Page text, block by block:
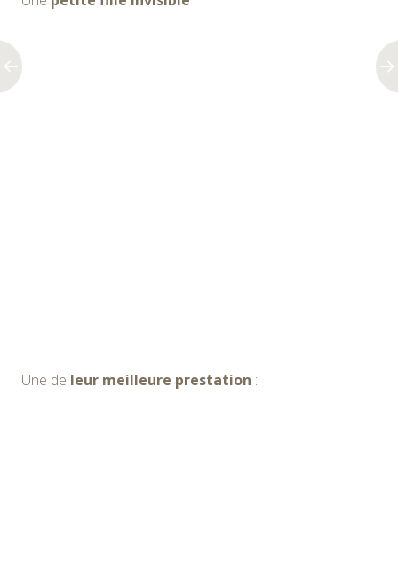
Une de leur meilleure prestation :